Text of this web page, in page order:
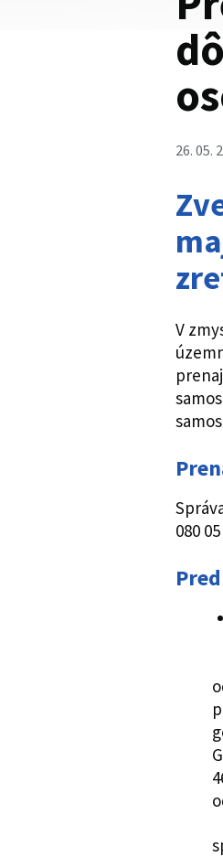
26. 05.
V
080